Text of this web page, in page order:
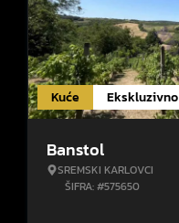
Kuće Ekskluzivno
Banstol
SREMSKI KARLOVCI
ŠIFRA: #575650